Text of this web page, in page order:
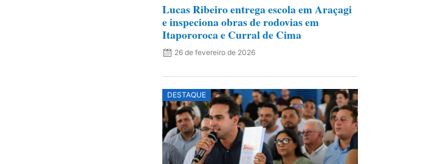
Lucas Ribeiro entrega escola em Araçagi
e inspeciona obras de rodovias em
Itapororoca e Curral de Cima
26 de fevereiro de 2026
DESTAQUE